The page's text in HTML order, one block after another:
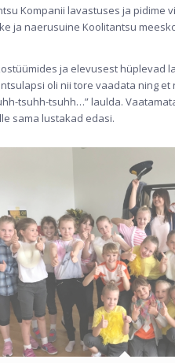
Kompanii lavastuses ja pidime
ja naerusuine Koolitantsu
ja elevusest hüplevad
oli nii tore vaadata ning
tsuhh-tsuhh…” laulda.
sama lustakad edasi.